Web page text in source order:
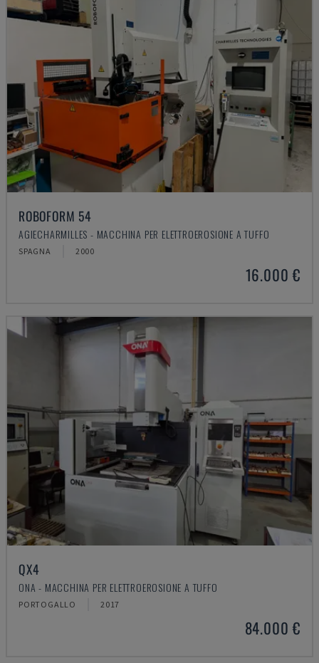
ROBOFORM 54
AGIECHARMILLES - MACCHINA PER ELETTROEROSIONE A TUFFO
SPAGNA 2000
16.000 €
QX4
ONA - MACCHINA PER ELETTROEROSIONE A TUFFO
PORTOGALLO 2017
84.000 €